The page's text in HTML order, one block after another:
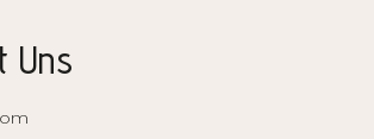
Uns